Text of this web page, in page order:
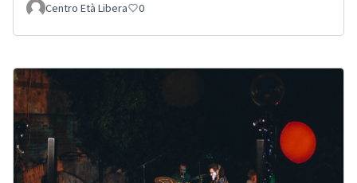
Centro Età Libera 0